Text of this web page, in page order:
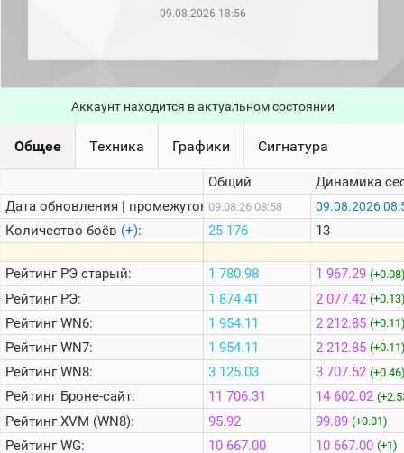
месяц)
(за
последние
сессии)
Топ
1000
Кланы
стримеров
Информация
Онлайн
Цветовая
шкала
Теlegram
09.08.2026 18:56
Аккаунт находится в актуальном состоянии
Общее Техника Графики Сигнатура
Дата обновления | промежуток:
Количество боёв (+):
РейтингРЭ старый:
РейтингРЭ:
РейтингWN6:
РейтингWN7:
РейтингWN8:
РейтингБроне-сайт:
РейтингXVM (WN8):
РейтингWG:
Общий
09.08.26 08:58
25 176
1 780.98
1 874.41
1 954.11
1 954.11
3 125.03
11 706.31
95.92
10 667.00
Динамика
09.08.2026
13
1 967.29
2 077.42
2 212.85
2 212.85
3 707.52
14 602.02
99.89 (+0.01)
10 667.00 (+1)